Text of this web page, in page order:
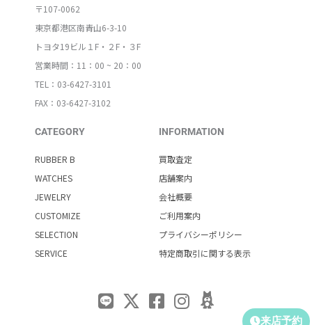
〒107-0062
東京都港区南青山6-3-10
トヨタ19ビル１F・２F・３F
営業時間：11：00 ~ 20：00
TEL：03-6427-3101
FAX：03-6427-3102
CATEGORY
RUBBER B
WATCHES
JEWELRY
CUSTOMIZE
SELECTION
SERVICE
INFORMATION
買取査定
店舗案内
会社概要
ご利用案内
プライバシーポリシー
特定商取引に関する表示
来店予約